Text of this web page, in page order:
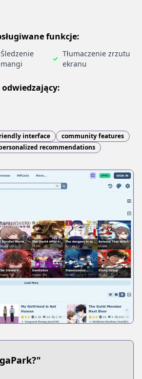
funkcje:
Śledzenie
mangi
Tłumaczenie zrzutu
ekranu
interface
community features
recommendations